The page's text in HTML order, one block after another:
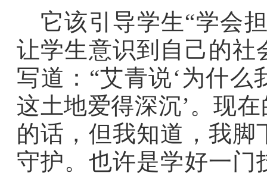
它该引导学生“学会
让学生意识到自己的社
写道：“艾青说‘为什
这土地爱得深沉’。现
的话，但我知道，我
守护。也许是学好一门